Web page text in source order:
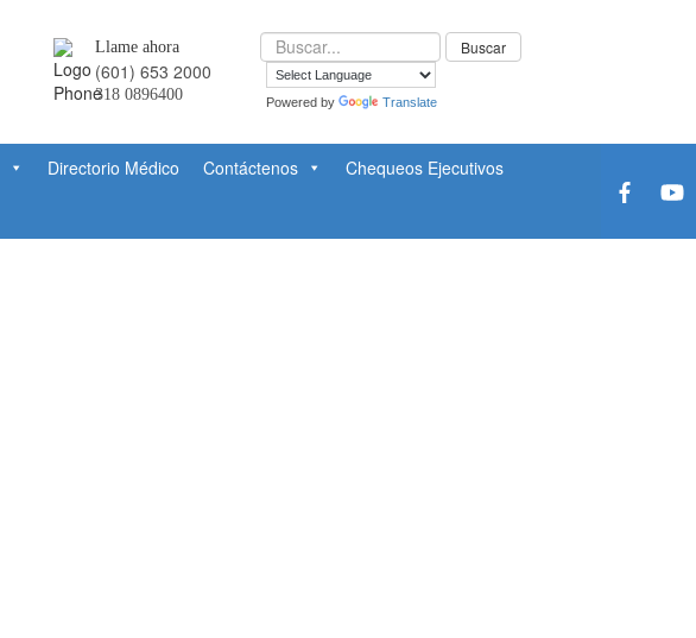
Llame ahora
(601) 653 2000
318 0896400 Powered by Translate
Directorio Médico Contáctenos
Chequeos Ejecutivos